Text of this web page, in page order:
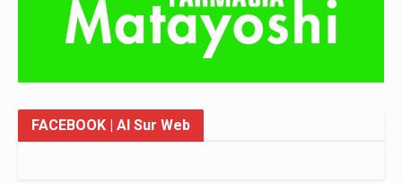
FACEBOOK | Al Sur Web